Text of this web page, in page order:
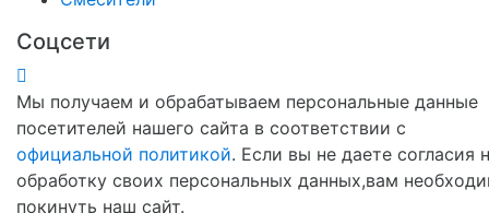
Соцсети
Мы получаем и обрабатываем персональные данные
посетителей нашего сайта в соответствии с
официальной политикой. Если вы не даете согласия
обработку своих персональных данных,вам
покинуть наш сайт.